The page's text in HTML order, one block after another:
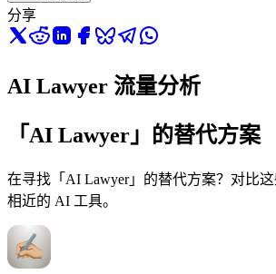
分享
AI Lawyer 流量分析
「AI Lawyer」的替代方案
在寻找「AI Lawyer」的替代方案？对比
相近的 AI 工具。